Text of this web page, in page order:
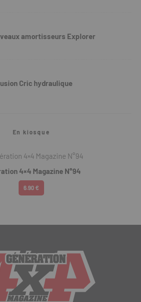
amortisseurs Explorer
Cric hydraulique
En kiosque
4×4 Magazine N°94
6.90 €